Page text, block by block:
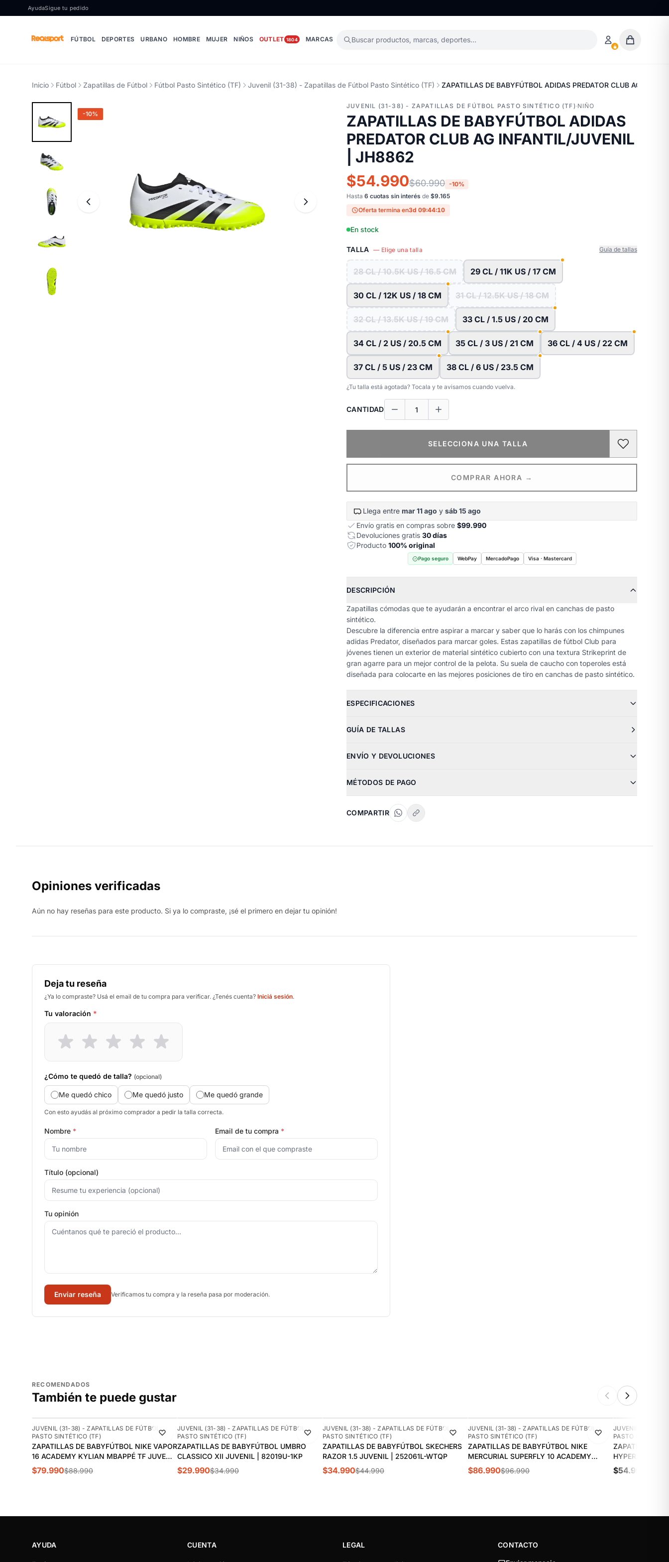
Ir al contenido
AyudaSigue tu pedido
FÚTBOL DEPORTES URBANO HOMBRE MUJER NIÑOS OUTLET 1804 MARCAS Buscar productos, marcas, deportes…
Inicio Fútbol Zapatillas de Fútbol Fútbol Pasto Sintético (TF) Juvenil (31-38) - Zapatillas de Fútbol Pasto Sintético (TF) ZAPATILLAS DE BABYFÚTBOL ADIDAS PREDATOR CLUB AG
-10%
JUVENIL (31-38) - ZAPATILLAS DE FÚTBOL PASTO SINTÉTICO (TF)·NIÑO
ZAPATILLAS DE BABYFÚTBOL ADIDAS
PREDATOR CLUB AG INFANTIL/JUVENIL
| JH8862
$54.990$60.990 -10%
Hasta 6 cuotas sin interés de $9.165
Oferta termina en3d 09:44:09
En stock
TALLA — Elige una talla Guía de tallas
28 CL / 10.5K US / 16.5 CM 29 CL / 11K US / 17 CM
30 CL / 12K US / 18 CM 31 CL / 12.5K US / 18 CM
32 CL / 13.5K US / 19 CM 33 CL / 1.5 US / 20 CM
34 CL / 2 US / 20.5 CM 35 CL / 3 US / 21 CM 36 CL / 4 US / 22 CM
37 CL / 5 US / 23 CM 38 CL / 6 US / 23.5 CM
¿Tu talla está agotada? Tocala y te avisamos cuando vuelva.
CANTIDAD
SELECCIONA UNA TALLA
COMPRAR AHORA →
Llega entre mar 11 ago y sáb 15 ago
Envío gratis en compras sobre $99.990
Devoluciones gratis 30 días
Producto 100% original
Pago seguro WebPay MercadoPago Visa · Mastercard
DESCRIPCIÓN
Zapatillas cómodas que te ayudarán a encontrar el arco rival en canchas de pasto
sintético.
Descubre la diferencia entre aspirar a marcar y saber que lo harás con los chimpunes
adidas Predator, diseñados para marcar goles. Estas zapatillas de fútbol Club para
jóvenes tienen un exterior de material sintético cubierto con una textura Strikeprint de
gran agarre para un mejor control de la pelota. Su suela de caucho con toperoles está
diseñada para colocarte en las mejores posiciones de tiro en canchas de pasto sintético.
ESPECIFICACIONES
GUÍA DE TALLAS
ENVÍO Y DEVOLUCIONES
MÉTODOS DE PAGO
COMPARTIR
Opiniones verificadas
Aún no hay reseñas para este producto. Si ya lo compraste, ¡sé el primero en dejar tu opinión!
Deja tu reseña
¿Ya lo compraste? Usá el email de tu compra para verificar. ¿Tenés cuenta? Iniciá sesión.
Tu valoración *
¿Cómo te quedó de talla? (opcional)
Me quedó chico Me quedó justo Me quedó grande
Con esto ayudás al próximo comprador a pedir la talla correcta.
Nombre * Email de tu compra *
Título (opcional)
Tu opinión
Enviar reseña Verificamos tu compra y la reseña pasa por moderación.
RECOMENDADOS
También te puede gustar
-10%
JUVENIL (31-38) - ZAPATILLAS DE FÚTBOL
PASTO SINTÉTICO (TF)
ZAPATILLAS DE BABYFÚTBOL NIKE VAPOR
16 ACADEMY KYLIAN MBAPPÉ TF JUVENIL
| FQ8285-500
$79.990$88.990
-14%
JUVENIL (31-38) - ZAPATILLAS DE FÚTBOL
PASTO SINTÉTICO (TF)
ZAPATILLAS DE BABYFÚTBOL UMBRO
CLASSICO XII JUVENIL | 82019U-1KP
$29.990$34.990
-22%
JUVENIL (31-38) - ZAPATILLAS DE FÚTBOL
PASTO SINTÉTICO (TF)
ZAPATILLAS DE BABYFÚTBOL SKECHERS
RAZOR 1.5 JUVENIL | 252061L-WTQP
$34.990$44.990
-10%
JUVENIL (31-38) - ZAPATILLAS DE FÚTBOL
PASTO SINTÉTICO (TF)
ZAPATILLAS DE BABYFÚTBOL NIKE
MERCURIAL SUPERFLY 10 ACADEMY
MBAPPÉ TF JUVENIL | HF3420-801
$86.990$96.990
NUEVO
JUVENIL (31-38) -
PASTO
ZAPATILLAS
HYPERFAST
$54.990
AYUDA CUENTA LEGAL CONTACTO